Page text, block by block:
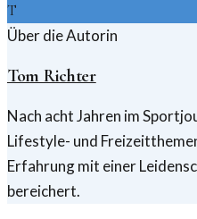
T
Über die Autorin
Tom Richter
Nach acht Jahren im
Lifestyle- und
Erfahrung mit einer
bereichert.